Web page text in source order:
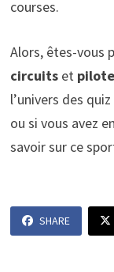
courses.
Alors, êtes-vous
circuitset
l’univers des
ou si vous avez
savoir sur ce
SHARE